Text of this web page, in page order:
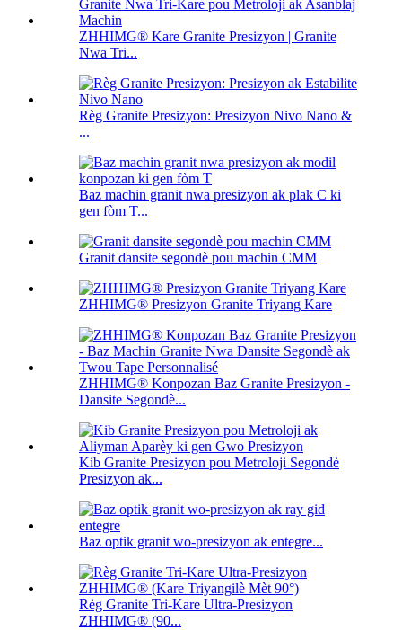
ZHHIMG® Kare Granite Presizyon | Granite
Nwa Tri...
Règ Granite Presizyon: Presizyon Nivo Nano &
...
Baz machin granit nwa presizyon ak plak C ki
gen fòm T...
Granit dansite segondè pou machin CMM
ZHHIMG® Presizyon Granite Triyang Kare
ZHHIMG® Konpozan Baz Granite Presizyon -
Dansite Segondè...
Kib Granite Presizyon pou Metroloji Segondè
Presizyon ak...
Baz optik granit wo-presizyon ak entegre...
Règ Granite Tri-Kare Ultra-Presizyon
ZHHIMG® (90...